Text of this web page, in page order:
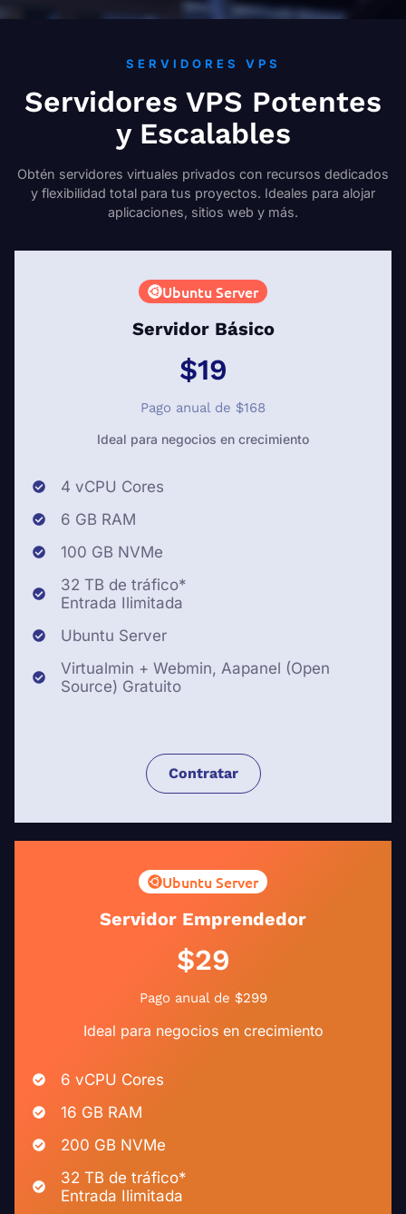
SERVIDORES VPS
Servidores VPS Potentes
y Escalables
Obtén servidores virtuales privados con recursos dedicados
y flexibilidad total para tus proyectos. Ideales para alojar
aplicaciones, sitios web y más.
Ubuntu Server
Servidor Básico
$19
Pago anual de $168
Ideal para negocios en crecimiento
4 vCPU Cores
6 GB RAM
100 GB NVMe
32 TB de tráfico*
Entrada Ilimitada
Ubuntu Server
Virtualmin + Webmin, Aapanel (Open
Source) Gratuito
Contratar
Ubuntu Server
Servidor Emprendedor
$29
Pago anual de $299
Ideal para negocios en crecimiento
6 vCPU Cores
16 GB RAM
200 GB NVMe
32 TB de tráfico*
Entrada Ilimitada